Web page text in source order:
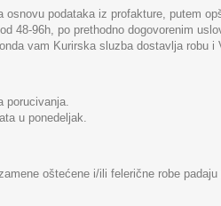
podataka iz profakture, putem
48-96h, po prethodno dogovorenim
vam Kurirska sluzba dostavlja robu
porucivanja.
u ponedeljak.
oštećene i/ili felerične robe padaju